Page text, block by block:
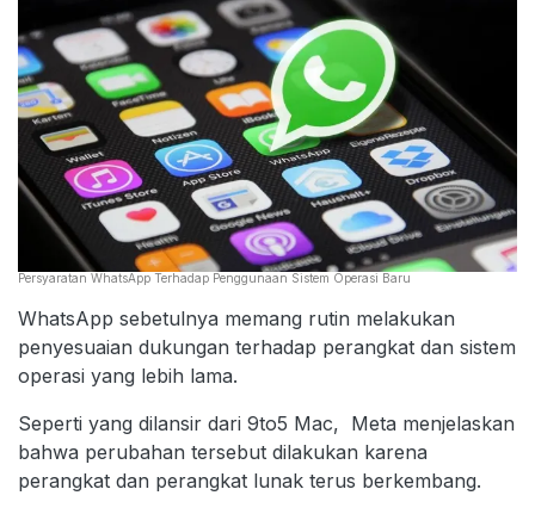
Persyaratan WhatsApp Terhadap Penggunaan Sistem Operasi Baru
WhatsApp sebetulnya memang rutin melakukan
penyesuaian dukungan terhadap perangkat dan sistem
operasi yang lebih lama.
Seperti yang dilansir dari 9to5 Mac, Meta menjelaskan
bahwa perubahan tersebut dilakukan karena
perangkat dan perangkat lunak terus berkembang.